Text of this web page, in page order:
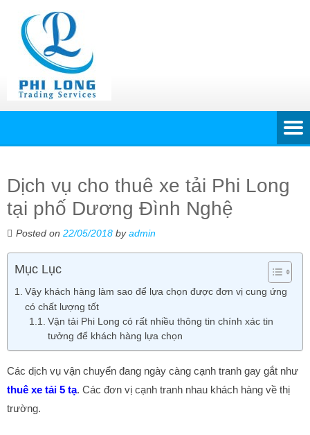
Dịch vụ cho thuê xe tải Phi Long
tại phố Dương Đình Nghệ
Posted on 22/05/2018 byadmin
Mục Lục
Vậy khách hàng làm sao để lựa chọn được đơn vị cung ứng
có chất lượng tốt
Vận tải Phi Long có rất nhiều thông tin chính xác tin
tưởng để khách hàng lựa chọn
Các dịch vụ vận chuyển đang ngày càng cạnh tranh gay gắt như
thuê xe tải 5 tạ. Các đơn vị cạnh tranh nhau khách hàng về thị
trường.